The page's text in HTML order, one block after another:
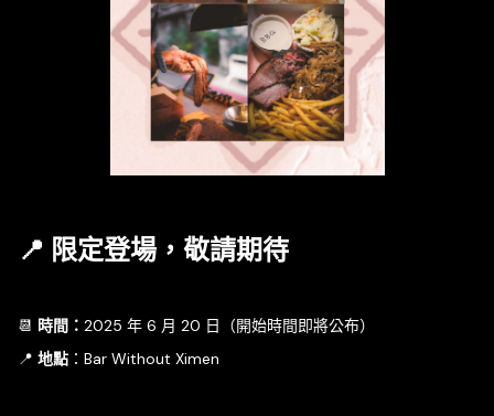
📍 限定登場，敬請期待
📆 時間： 2025 年 6 月 20 日（開始時間即將公布）
📍 地點 ：Bar Without Ximen